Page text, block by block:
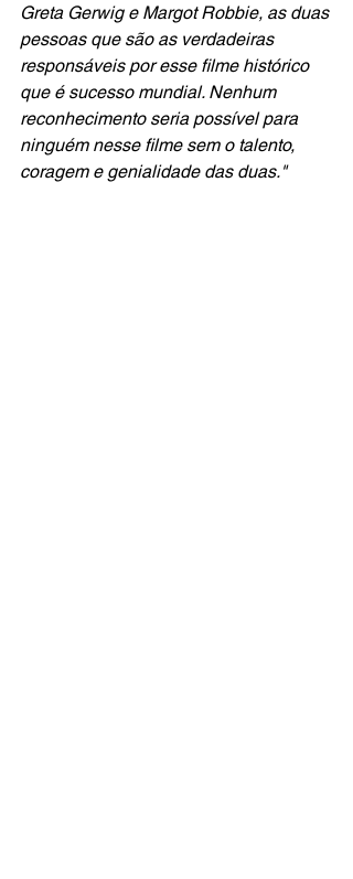
Greta Gerwig e Margot Robbie, as duas
pessoas que são as verdadeiras
responsáveis por esse filme histórico
que é sucesso mundial. Nenhum
reconhecimento seria possível para
ninguém nesse filme sem o talento,
coragem e genialidade das duas."